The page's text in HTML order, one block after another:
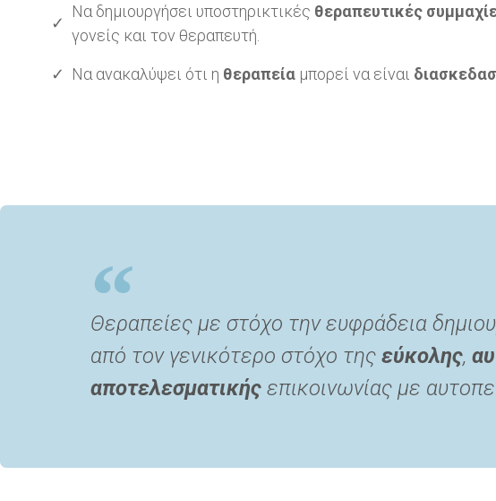
✓
Να δημιουργήσει υποστηρικτικές θεραπευτικές
γονείς και τον θεραπευτή.
✓ Να ανακαλύψει ότι η θεραπείαμπορεί να είναι
Θεραπείες με στόχο την ευφράδεια
από τον γενικότερο στόχο της εύκολης,
αποτελεσματικής επικοινωνίας με